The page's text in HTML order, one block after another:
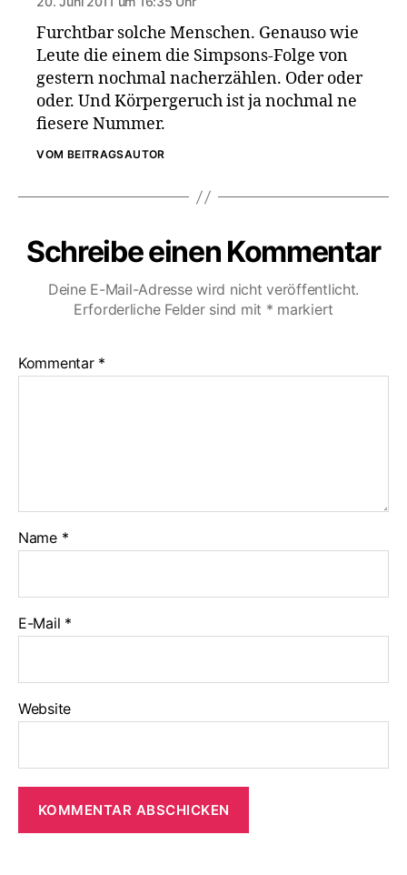
Furchtbar solche Menschen. Genauso wie
Leute die einem die Simpsons-Folge von
gestern nochmal nacherzählen. Oder oder
oder. Und Körpergeruch ist ja nochmal ne
fiesere Nummer.
VOM BEITRAGSAUTOR
Schreibe einen Kommentar
Deine E-Mail-Adresse wird nicht veröffentlicht.
Erforderliche Felder sind mit * markiert
Kommentar *
Name *
E-Mail *
Website